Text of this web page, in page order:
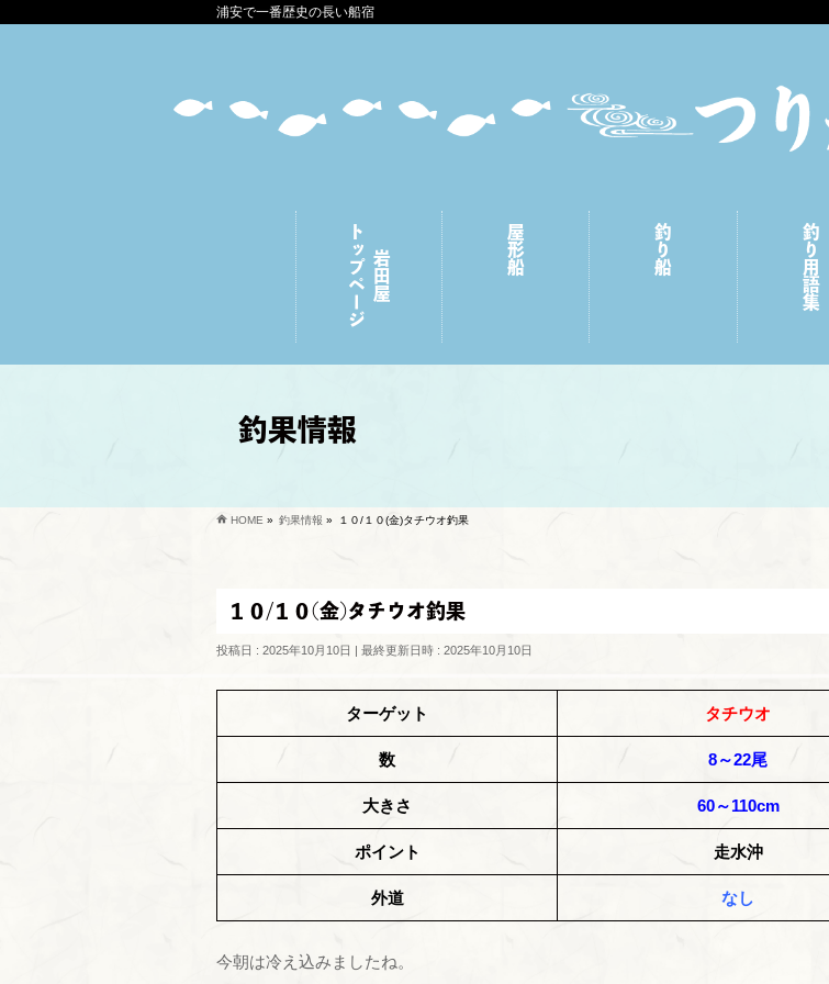
浦安で一番歴史の長い船宿
岩田屋
トップページ 屋形船 釣り船 釣り用語集
釣果情報
HOME » 釣果情報 » １０/１０(金)タチウオ釣果
１０/１０(金)タチウオ釣果
投稿日 : 2025年10月10日 最終更新日時 : 2025年10月10日
ターゲット タチウオ
数 8～22尾
大きさ 60～110cm
ポイント 走水沖
外道 なし
今朝は冷え込みましたね。